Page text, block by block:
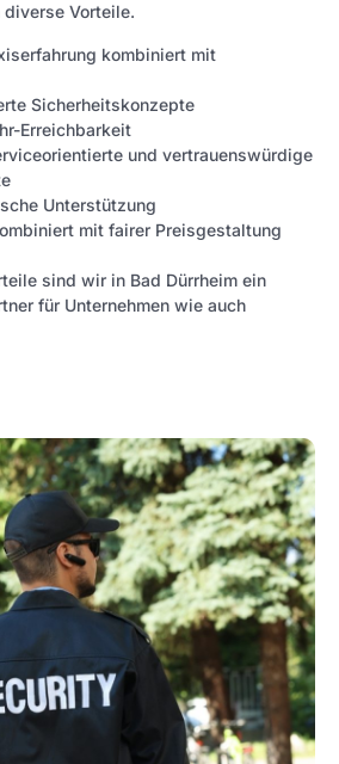
diverse Vorteile.
kombiniert mit
Sicherheitskonzepte
Erreichbarkeit
und vertrauenswürdige
Unterstützung
mit fairer Preisgestaltung
sind wir in Bad Dürrheim ein
für Unternehmen wie auch